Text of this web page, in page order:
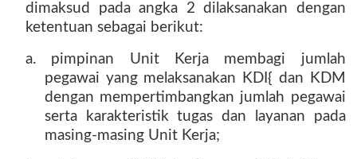
dimaksud pada angka 2 dilaksanakan dengan
ketentuan sebagai berikut:
a. pimpinan Unit Kerja membagi jumlah
pegawai yang melaksanakan KDI{ dan KDM
dengan mempertimbangkan jumlah pegawai
serta karakteristik tugas dan layanan pada
masing-masing Unit Kerja;